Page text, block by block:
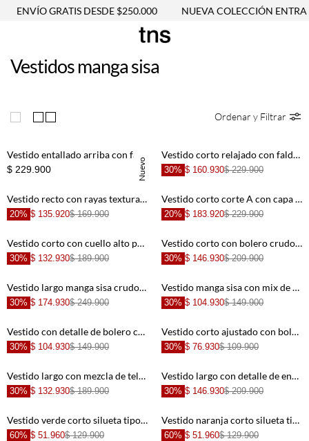
ENVÍO GRATIS DESDE $250.000 NUEVA COLECCIÓN ENTRA
Vestidos manga sisa
Ordenar y Filtrar
Nuevo
+
Vestido entallado arriba con falda globo en algodón crema para mujer
$ 229.900
+
Vestido corto relajado con falda tulip cruzada en azul para mujer
30% $ 160.930$ 229.900
+
Vestido recto con rayas texturadas en algodón blanco y beige para mujer
20% $ 135.920$ 169.900
+
Vestido corto corte A con capa flotante en algodón blanco para mujer
20% $ 183.920$ 229.900
+
Vestido corto con cuello alto para mujer
30% $ 132.930$ 189.900
+
Vestido corto con bolero crudo para mujer
30% $ 146.930$ 209.900
Vestido largo manga sisa crudo con acabado ligero para mujer
30% $ 174.930$ 249.900
Vestido manga sisa con mix de telas café para mujer
30% $ 104.930$ 149.900
Vestido con detalle de bolero crudo para mujer
30% $ 104.930$ 149.900
Vestido corto ajustado con boleros verde para mujer
30% $ 76.930$ 109.900
Vestido largo con mezcla de telas crudo para mujer
30% $ 132.930$ 189.900
Vestido largo con detalle de encaje crudo para mujer
30% $ 146.930$ 209.900
Vestido verde corto silueta tipo A para mujer
60% $ 51.960$ 129.900
Vestido naranja corto silueta tipo A para mujer
60% $ 51.960$ 129.900